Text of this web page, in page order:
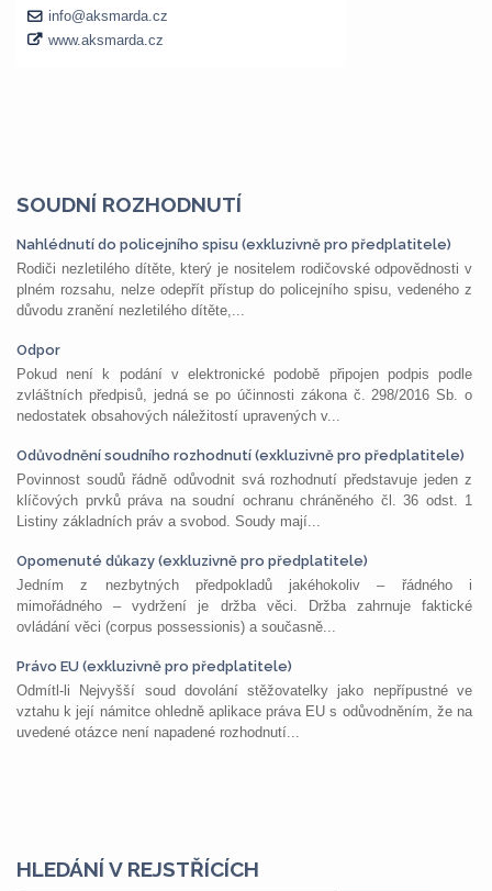
SOUDNÍ ROZHODNUTÍ
Nahlédnutí do policejního spisu (exkluzivně pro předplatitele)
Rodiči nezletilého dítěte, který je nositelem rodičovské odpovědnosti v
plném rozsahu, nelze odepřít přístup do policejního spisu, vedeného z
důvodu zranění nezletilého dítěte,...
Odpor
Pokud není k podání v elektronické podobě připojen podpis podle
zvláštních předpisů, jedná se po účinnosti zákona č. 298/2016 Sb. o
nedostatek obsahových náležitostí upravených v...
Odůvodnění soudního rozhodnutí (exkluzivně pro předplatitele)
Povinnost soudů řádně odůvodnit svá rozhodnutí představuje jeden z
klíčových prvků práva na soudní ochranu chráněného čl. 36 odst. 1
Listiny základních práv a svobod. Soudy mají...
Opomenuté důkazy (exkluzivně pro předplatitele)
Jedním z nezbytných předpokladů jakéhokoliv – řádného i
mimořádného – vydržení je držba věci. Držba zahrnuje faktické
ovládání věci (corpus possessionis) a současně...
Právo EU (exkluzivně pro předplatitele)
Odmítl-li Nejvyšší soud dovolání stěžovatelky jako nepřípustné ve
vztahu k její námitce ohledně aplikace práva EU s odůvodněním, že na
uvedené otázce není napadené rozhodnutí...
HLEDÁNÍ V REJSTŘÍCÍCH